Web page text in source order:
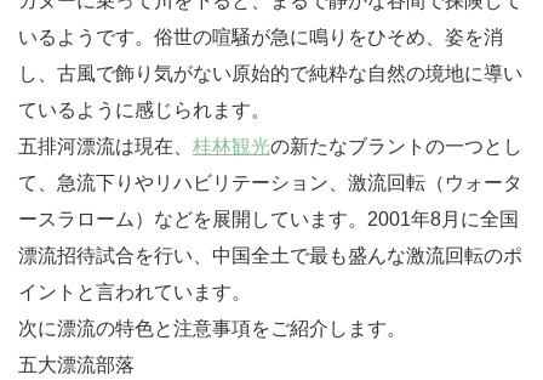
いるようです。俗世の喧騒が急に鳴りをひそめ、姿を消
し、古風で飾り気がない原始的で純粋な自然の境地に導い
ているように感じられます。
五排河漂流は現在、 桂林観光の新たなブラントの一つとし
て、急流下りやリハビリテーション、激流回転（ウォータ
ースラローム）などを展開しています。2001年8月に全国
漂流招待試合を行い、中国全土で最も盛んな激流回転のポ
イントと言われています。
次に漂流の特色と注意事項をご紹介します。
五大漂流部落